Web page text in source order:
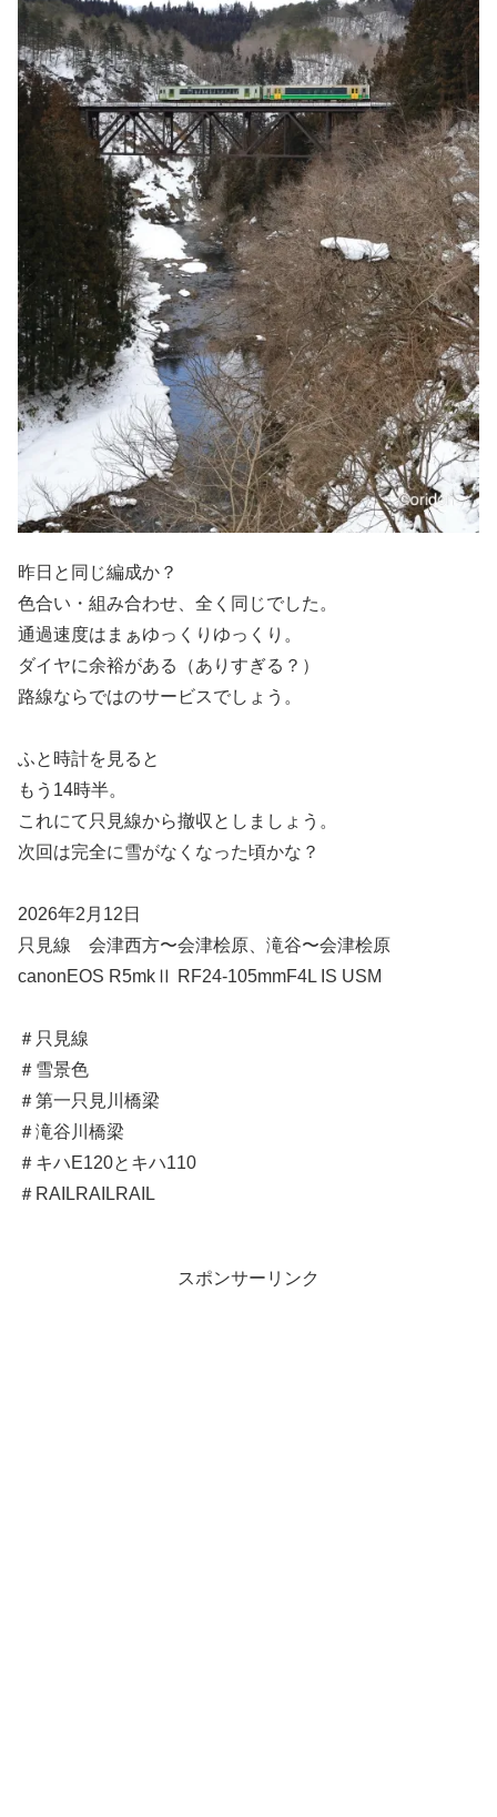
昨日と同じ編成か？
色合い・組み合わせ、全く同じでした。
通過速度はまぁゆっくりゆっくり。
ダイヤに余裕がある（ありすぎる？）
路線ならではのサービスでしょう。
ふと時計を見ると
もう14時半。
これにて只見線から撤収としましょう。
次回は完全に雪がなくなった頃かな？
2026年2月12日
只見線 会津西方〜会津桧原、滝谷〜会津桧原
canonEOS R5mkⅡ RF24-105mmF4L IS USM
＃只見線
＃雪景色
＃第一只見川橋梁
＃滝谷川橋梁
＃キハE120とキハ110
＃RAILRAILRAIL
スポンサーリンク